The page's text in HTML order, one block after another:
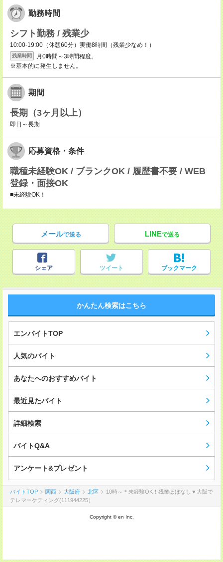
勤務時間
シフト勤務 / 残業少
10:00-19:00（休憩60分）実働8時間（残業少なめ！）
残業時間
月0時間～3時間程度。
※基本的に発生しません。
期間
長期（3ヶ月以上）
即日～長期
応募資格・条件
職種未経験OK / ブランクOK / 履歴書不要 / WEB
登録・面接OK
■未経験OK！
メールで送る LINEで送る
シェア ツイート ブックマーク
かんたん検索はこちら
エンバイトTOP
人気のバイト
あなたへのおすすめバイト
最近見たバイト
詳細検索
バイトQ&A
アンケート&プレゼント
バイトTOP 関西 大阪府 北区
10時～＊未経験OK！残業ほぼなし▼大阪で
テレマーケティング(111944225）
Copyright © en Inc.